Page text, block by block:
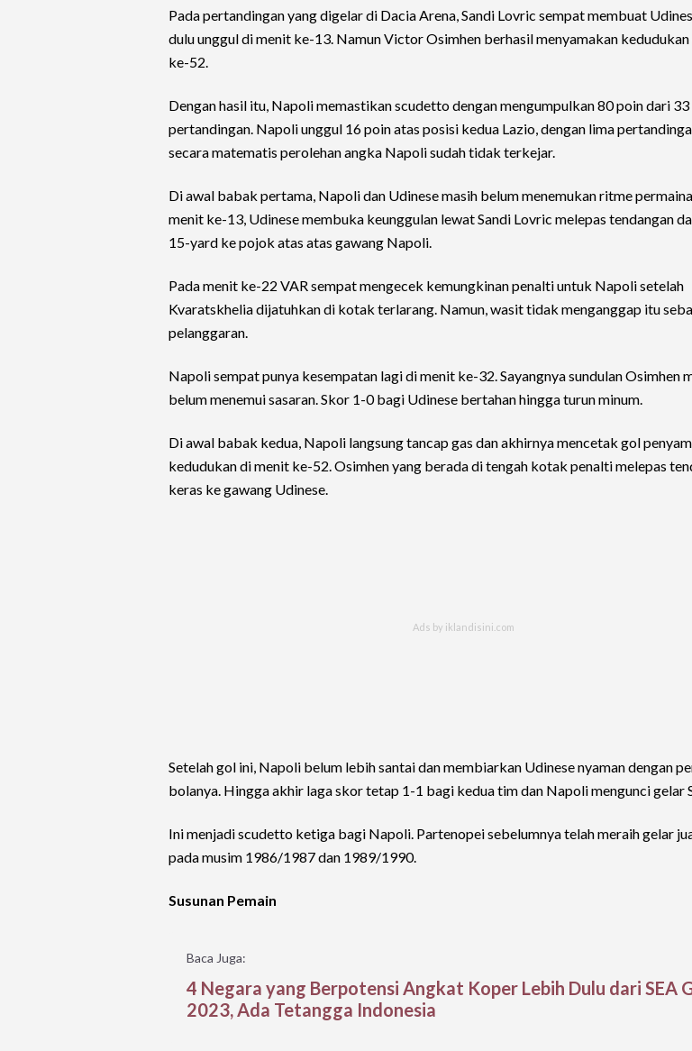
Pada pertandingan yang digelar di Dacia Arena, Sandi Lovric sempat membuat
dulu unggul di menit ke-13. Namun Victor Osimhen berhasil menyamakan
ke-52.
Dengan hasil itu, Napoli memastikan scudetto dengan mengumpulkan 80 poin dari 33
pertandingan. Napoli unggul 16 poin atas posisi kedua Lazio, dengan lima
secara matematis perolehan angka Napoli sudah tidak terkejar.
Di awal babak pertama, Napoli dan Udinese masih belum menemukan ritme
menit ke-13, Udinese membuka keunggulan lewat Sandi Lovric melepas tendangan
15-yard ke pojok atas atas gawang Napoli.
Pada menit ke-22 VAR sempat mengecek kemungkinan penalti untuk Napoli setelah
Kvaratskhelia dijatuhkan di kotak terlarang. Namun, wasit tidak menganggap itu
pelanggaran.
Napoli sempat punya kesempatan lagi di menit ke-32. Sayangnya sundulan Osimhen
belum menemui sasaran. Skor 1-0 bagi Udinese bertahan hingga turun minum.
Di awal babak kedua, Napoli langsung tancap gas dan akhirnya mencetak gol
kedudukan di menit ke-52. Osimhen yang berada di tengah kotak penalti melepas
keras ke gawang Udinese.
Setelah gol ini, Napoli belum lebih santai dan membiarkan Udinese nyaman dengan
bolanya. Hingga akhir laga skor tetap 1-1 bagi kedua tim dan Napoli mengunci gelar
Ini menjadi scudetto ketiga bagi Napoli. Partenopei sebelumnya telah meraih gelar
pada musim 1986/1987 dan 1989/1990.
Susunan Pemain
Baca Juga:
4 Negara yang Berpotensi Angkat Koper Lebih Dulu dari SEA
2023, Ada Tetangga Indonesia